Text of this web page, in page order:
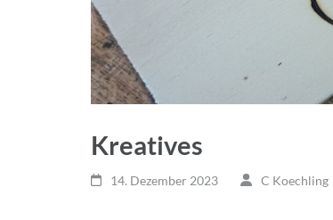
Kreatives
14. Dezember 2023 C Koechling